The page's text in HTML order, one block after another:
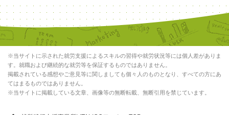
※当サイトに示された就労支援によるスキルの習得や就労状況等には個人差がありま
す。就職および継続的な就労等を保証するものではありません。
掲載されている感想やご意見等に関しましても個々人のものとなり、すべての方にあ
てはまるものではありません。
※当サイトに掲載している文章、画像等の無断転載、無断引用を禁じています。